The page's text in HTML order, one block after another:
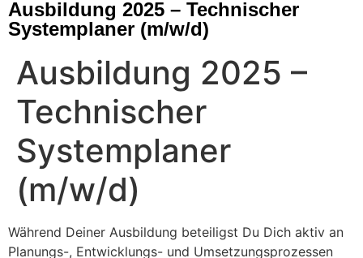
Ausbildung 2025 – Technischer
Systemplaner (m/w/d)
Ausbildung 2025 –
Technischer
Systemplaner
(m/w/d)
Während Deiner Ausbildung beteiligst Du Dich aktiv an
Planungs-, Entwicklungs- und Umsetzungsprozessen